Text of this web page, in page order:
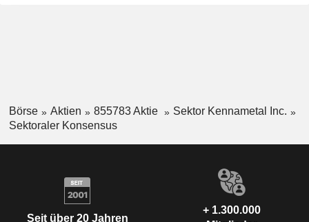
Börse Aktien 855783 Aktie
Sektor Kennametal Inc.
Sektoraler Konsensus
Seit über 20 Jahren
+ 1.300.000